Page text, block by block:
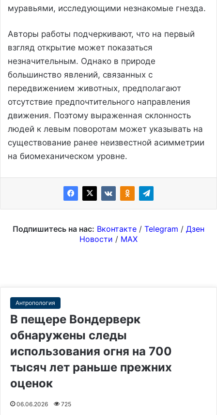
муравьями, исследующими незнакомые гнезда.
Авторы работы подчеркивают, что на первый
взгляд открытие может показаться
незначительным. Однако в природе
большинство явлений, связанных с
передвижением животных, предполагают
отсутствие предпочтительного направления
движения. Поэтому выраженная склонность
людей к левым поворотам может указывать на
существование ранее неизвестной асимметрии
на биомеханическом уровне.
Подпишитесь на нас: Вконтакте / Telegram / Дзен
Новости / MAX